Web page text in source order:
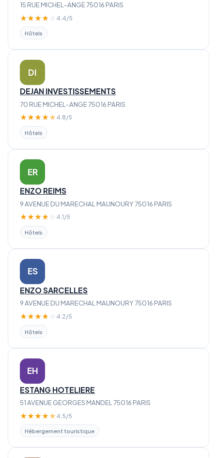
15 RUE MICHEL-ANGE 75016 PARIS
★★★★ ☆ 4.4/5
Hôtels
DI
DEJAN INVESTISSEMENTS
70 RUE MICHEL-ANGE 75016 PARIS
★★★★★ 4.8/5
Hôtels
ER
ENZO REIMS
9 AVENUE DU MARECHAL MAUNOURY 75016 PARIS
★★★★ ☆ 4.1/5
Hôtels
ES
ENZO SARCELLES
9 AVENUE DU MARECHAL MAUNOURY 75016 PARIS
★★★★ ☆ 4.2/5
Hôtels
EH
ESTANG HOTELIERE
51 AVENUE GEORGES MANDEL 75016 PARIS
★★★★★ 4.5/5
Hébergement touristique